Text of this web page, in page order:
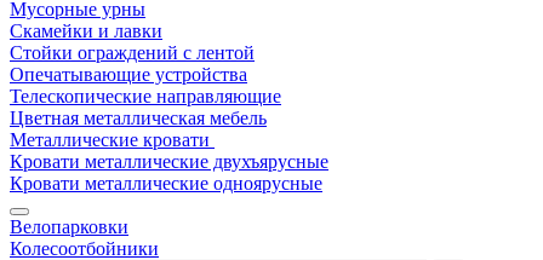
Мусорные урны
Скамейки и лавки
Стойки ограждений с лентой
Опечатывающие устройства
Телескопические направляющие
Цветная металлическая мебель
Металлические кровати
Кровати металлические двухъярусные
Кровати металлические одноярусные
Велопарковки
Колесоотбойники